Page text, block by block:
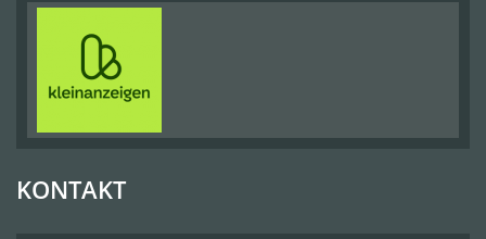
KONTAKT